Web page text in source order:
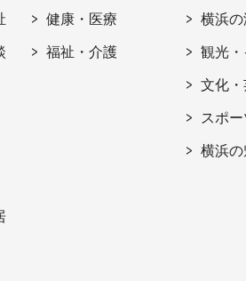
健康・医療
福祉・介護
横浜の
観光・
文化・
スポー
横浜